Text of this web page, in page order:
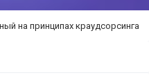
на принципах краудсорсинга